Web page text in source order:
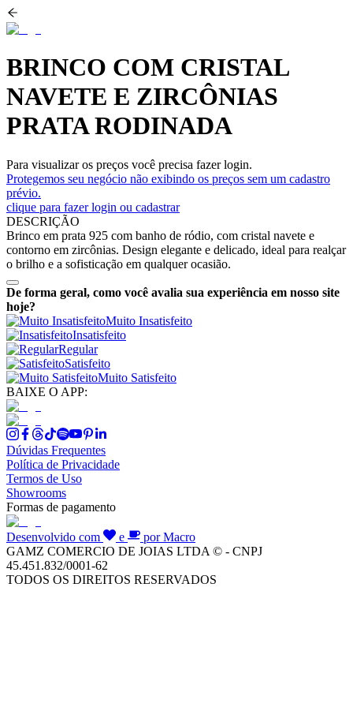
BRINCO COM CRISTAL
NAVETE E ZIRCÔNIAS
PRATA RODINADA
Para visualizar os preços você precisa fazer login.
Protegemos seu negócio não exibindo os preços sem um cadastro
prévio.
clique para fazer login ou cadastrar
DESCRIÇÃO
Brinco em prata 925 com banho de ródio, com cristal navete e
contorno em zircônias. Design elegante e delicado, ideal para realçar
o brilho e a sofisticação em qualquer ocasião.
De forma geral, como você avalia sua experiência em nosso site
hoje?
Muito Insatisfeito
Insatisfeito
Regular
Satisfeito
Muito Satisfeito
BAIXE O APP:
Dúvidas Frequentes
Política de Privacidade
Termos de Uso
Showrooms
Formas de pagamento
Desenvolvido com e
por Macro
GAMZ COMERCIO DE JOIAS LTDA © - CNPJ
45.451.832/0001-62
TODOS OS DIREITOS RESERVADOS